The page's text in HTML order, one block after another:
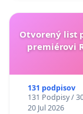
Otvorený list
premiérovi
131 podpisov
131 Podpisy /
20 Jul 2026